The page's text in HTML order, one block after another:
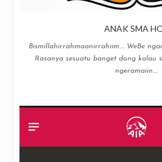
ANAK SMA
Bismillahirrahmaanirrahiim…. WeBe
Rasanya sesuatu banget dong kalau
ngeramaiin....